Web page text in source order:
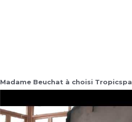
Madame Beuchat à choisi Tropicspa